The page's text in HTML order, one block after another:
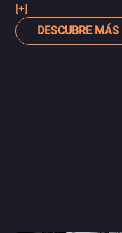
narrativas
popular y la
caso de ‘Deseando
[+]
DESCUBRE MÁS